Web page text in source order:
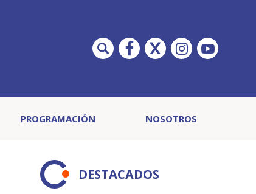
PROGRAMACIÓN NOSOTROS
DESTACADOS